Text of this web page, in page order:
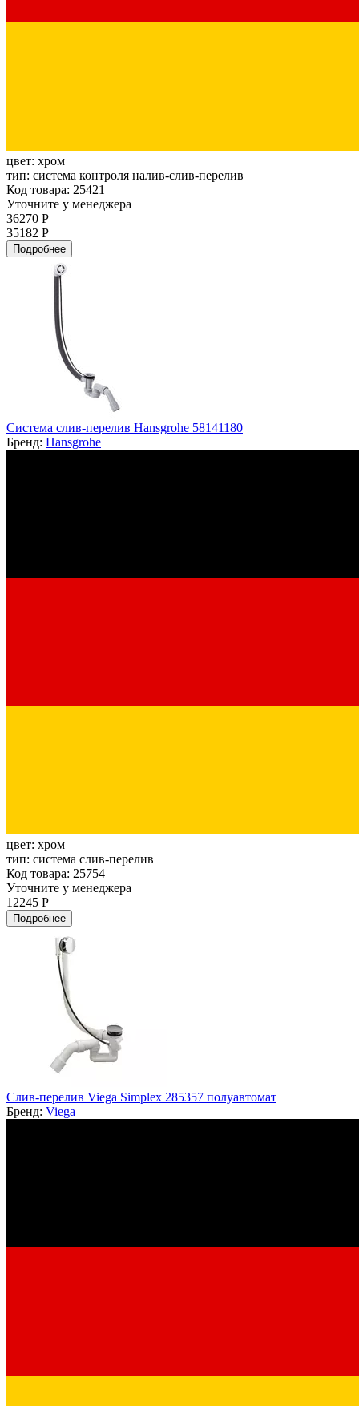
цвет: хром
тип: система контроля налив-слив-перелив
Код товара: 25421
Уточните у менеджера
36270 Р
35182 Р
Подробнее
Система слив-перелив Hansgrohe 58141180
Бренд: Hansgrohe
цвет: хром
тип: система слив-перелив
Код товара: 25754
Уточните у менеджера
12245 Р
Подробнее
Слив-перелив Viega Simplex 285357 полуавтомат
Бренд: Viega